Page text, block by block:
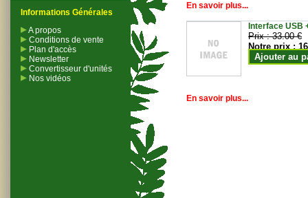
Informations Générales
A propos
Conditions de vente
Plan d'accès
Newsletter
Convertisseur d'unités
Nos vidéos
En savoir plus...
Interface USB
Prix :33.00 €
Notre prix :
Ajouter au
En savoir plus...